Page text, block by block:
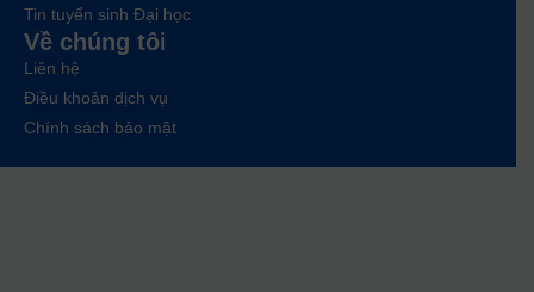
Tin tuyển sinh Đại học
Về chúng tôi
Liên hệ
Điều khoản dịch vụ
Chính sách bảo mật